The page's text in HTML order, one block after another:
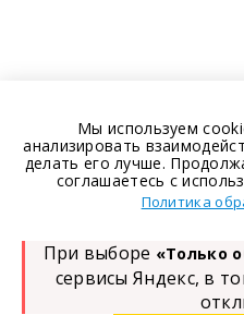
Мы используем
анализировать
делать его лучше.
соглашаетесь с
Политика
При выборе «Только
сервисы Яндекс, в